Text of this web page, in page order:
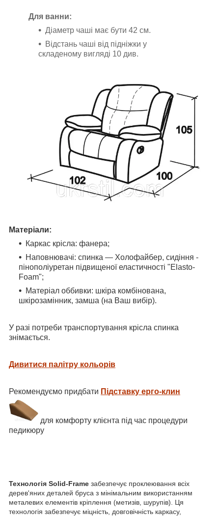
Для ванни:
Діаметр чаші має бути 42 см.
Відстань чаші від підніжки у
складеному вигляді 10 див.
Матеріали:
Каркас крісла: фанера;
Наповнювачі: спинка — Холофайбер, сидіння -
пінополіуретан підвищеної еластичності "Elasto-
Foam";
Матеріал оббивки: шкіра комбінована,
шкірозамінник, замша (на Ваш вибір).
У разі потреби транспортування крісла спинка
знімається.
Дивитися палітру кольорів
Рекомендуємо придбати Підставку ерго-клин
для комфорту клієнта під час процедури
педикюру
Технологія Solid-Frame забезпечує проклеювання всіх
дерев'яних деталей бруса з мінімальним використанням
металевих елементів кріплення (метизів, шурупів). Ця
технологія забезпечує міцність, довговічність каркасу,